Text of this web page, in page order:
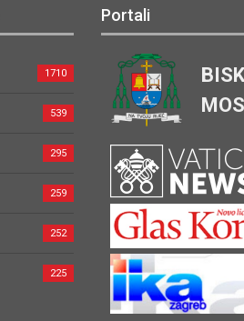
1710
539
295
259
252
225
Portali